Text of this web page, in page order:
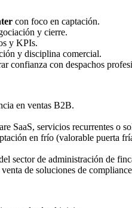
con foco en captación.
y cierre.
y KPIs.
y disciplina comercial.
confianza con despachos
en ventas B2B.
SaaS, servicios recurrentes o
en frío (valorable puerta
sector de administración de
de soluciones de